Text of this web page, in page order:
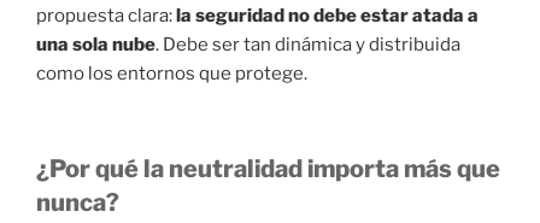
propuesta clara:la seguridad no debe estar atada a
una sola nube. Debe ser tan dinámica y distribuida
como los entornos que protege.
¿Por qué la neutralidad importa más que
nunca?